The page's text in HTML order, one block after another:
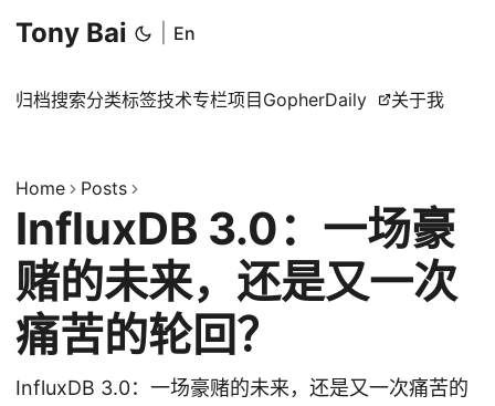
Tony Bai En
归档搜索分类标签技术专栏项目 GopherDaily 关于我
Home Posts
InfluxDB 3.0：一场豪
赌的未来，还是又一次
痛苦的轮回？
InfluxDB 3.0：一场豪赌的未来，还是又一次痛苦的